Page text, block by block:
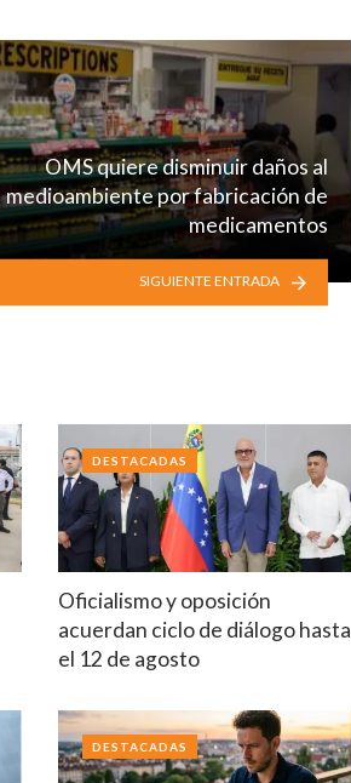
OMS quiere disminuir daños al
medioambiente por fabricación de
medicamentos
SIGUIENTE ENTRADA
Oficialismo y oposición
acuerdan ciclo de diálogo hasta
el 12 de agosto
DESTACADAS
DESTACADAS